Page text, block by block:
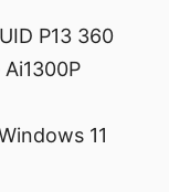
P13 360
11